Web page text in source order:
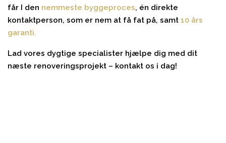
får I den nemmeste byggeproces, én direkte
kontaktperson, som er nem at få fat på, samt 10 års
garanti.
Lad vores dygtige specialister hjælpe dig med dit
næste renoveringsprojekt – kontakt os i dag!